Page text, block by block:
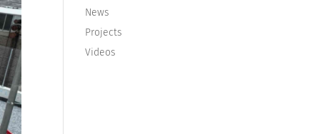
News
Projects
Videos